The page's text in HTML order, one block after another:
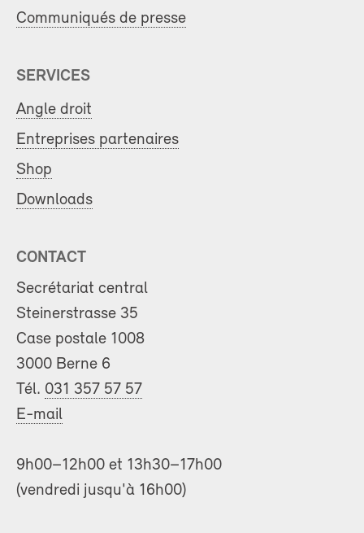
Communiqués de presse
SERVICES
Angle droit
Entreprises partenaires
Shop
Downloads
CONTACT
Secrétariat central
Steinerstrasse 35
Case postale 1008
3000 Berne 6
Tél. 031 357 57 57
E-mail
9h00–12h00 et 13h30–17h00
(vendredi jusqu'à 16h00)